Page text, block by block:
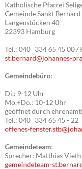
Katholische Pfarrei
Gemeinde Sankt Bernard
Langenstücken 40
22393 Hamburg
Tel.: 040 334 65 45 00 /
st.bernard@johannes-
Gemeindebüro:
Di.: 9-12 Uhr
Mo.+Do.: 10-12 Uhr
geöffnet durch
Tel.: 040 334 65 45 - 22
offenes-
Gemeindeteam:
Sprecher: Matthias Vieth
gemeindeteam-